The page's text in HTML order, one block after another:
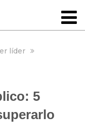
líder
5